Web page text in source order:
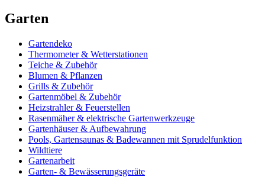
Garten
Gartendeko
Thermometer & Wetterstationen
Teiche & Zubehör
Blumen & Pflanzen
Grills & Zubehör
Gartenmöbel & Zubehör
Heizstrahler & Feuerstellen
Rasenmäher & elektrische Gartenwerkzeuge
Gartenhäuser & Aufbewahrung
Pools, Gartensaunas & Badewannen mit Sprudelfunktion
Wildtiere
Gartenarbeit
Garten- & Bewässerungsgeräte